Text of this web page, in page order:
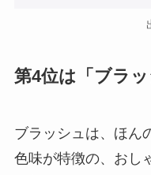
第4位は「ブラ
ブラッシュは、ほん
色味が特徴の、おし